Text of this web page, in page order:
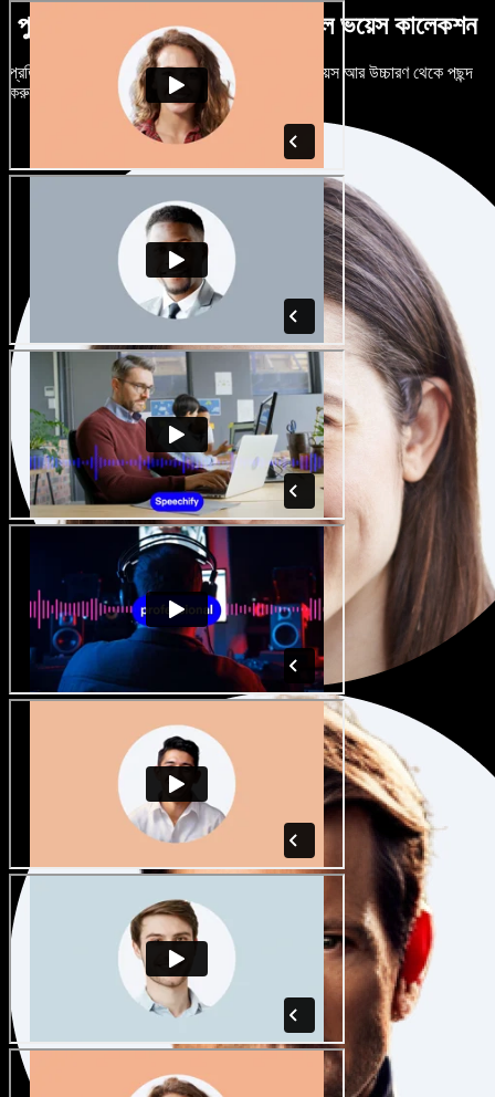
পুরুষ-নারী ভেদে নানান উচ্চারণে বিশাল ভয়েস কালেকশন
প্রতিটি প্রজেক্টকে আলাদা শোনাতে দিন। শত শত AI ভয়েস আর উচ্চারণ থেকে পছন্দ
করুন, নিজের মতো টিউন করুন।